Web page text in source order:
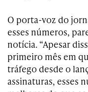
O porta-voz do
esses números,
notícia. “Apesar
primeiro mês em
tráfego desde o
assinaturas, esses